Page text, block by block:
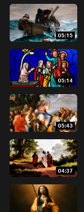
05:15
05:14
05:43
04:37